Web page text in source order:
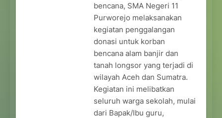
bencana, SMA Negeri 11
Purworejo melaksanakan
kegiatan penggalangan
donasi untuk korban
bencana alam banjir dan
tanah longsor yang terjadi di
wilayah Aceh dan Sumatra.
Kegiatan ini melibatkan
seluruh warga sekolah, mulai
dari Bapak/Ibu guru,